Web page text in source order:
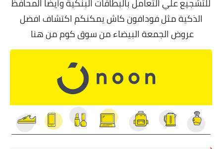
الذكية مثل فودافون كاش يمكنكم اكتشاف افضل
عروض الجمعة البيضاء من سوق كوم منهنا